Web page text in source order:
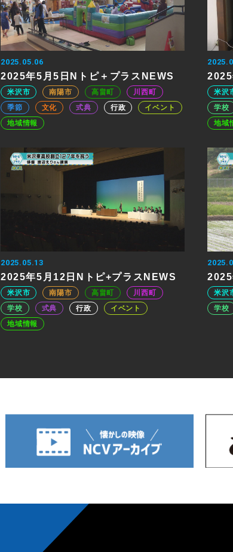
2025.05.06
2025年5月5日Nトピ＋プラスNEWS
米沢市 南陽市 高畠町
川西町
季節
文化 式典 行政
イベント
地域情報
米沢
学校
地域
2025.05.13
2025年5月12日Nトピ+プラスNEWS
米沢市 南陽市 高畠町
川西町
学校
式典 行政
イベント
地域情報
米沢
学校